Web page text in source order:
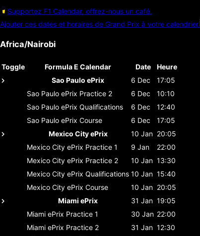
Supportez F1 Calendar, offrez-nous un café.
Ajouter ces dates et horaires de Grand Prix à votre calendrier.
Africa/Nairobi
Toggle Formula E Calendar Date
Heure
Sao Paulo ePrix
6 Dec
17:05
Sao Paulo ePrix Practice 2 6 Dec
10:10
Sao Paulo ePrix Qualifications 6 Dec
12:40
Sao Paulo ePrix Course 6 Dec
17:05
Mexico City ePrix
10 Jan 20:05
Mexico City ePrix Practice 1 9 Jan
22:00
Mexico City ePrix Practice 2 10 Jan 13:30
Mexico City ePrix Qualifications 10 Jan 15:40
Mexico City ePrix Course 10 Jan 20:05
Miami ePrix
31 Jan 19:05
Miami ePrix Practice 1 30 Jan 22:00
Miami ePrix Practice 2 31 Jan 12:30